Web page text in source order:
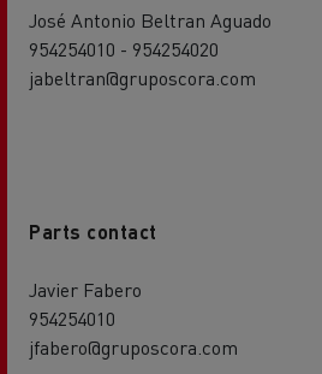
José Antonio Beltran Aguado
954254010 - 954254020
jabeltran@gruposcora.com
Parts contact
Javier Fabero
954254010
jfabero@gruposcora.com